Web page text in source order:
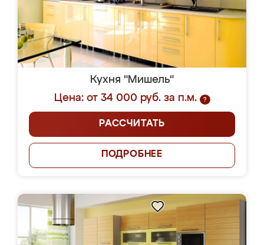
Кухня "Мишель"
Цена: от 34 000 руб. за п.м.
?
РАССЧИТАТЬ
ПОДРОБНЕЕ